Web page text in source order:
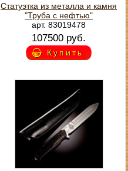
Статуэтка из металла и камня
"Труба с нефтью"
арт. 83019478
107500 руб.
Купить